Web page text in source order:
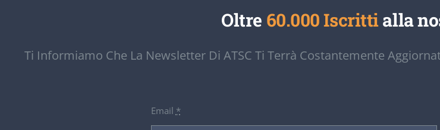
Oltre 60.000 Iscrittialla
Ti Informiamo Che La Newsletter Di ATSC Ti Terrà Costantemente
Email *